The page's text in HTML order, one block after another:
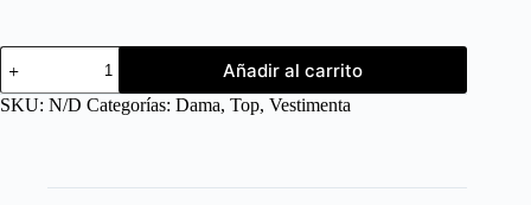
Añadir al carrito
SKU: N/D Categorías: Dama, Top, Vestimenta